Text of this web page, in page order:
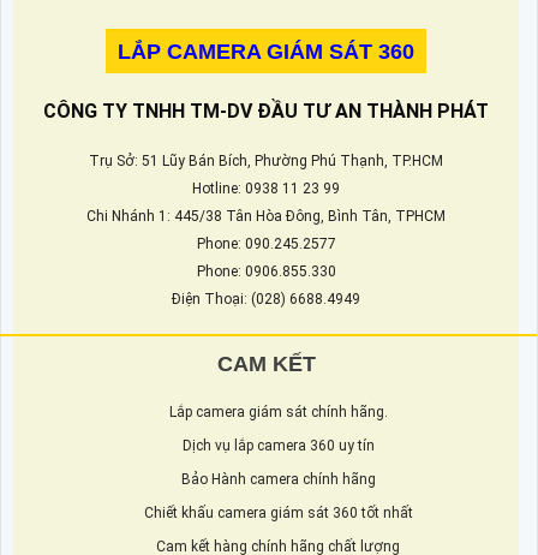
LẮP CAMERA GIÁM SÁT 360
CÔNG TY TNHH TM-DV ĐẦU TƯ AN THÀNH PHÁT
Trụ Sở: 51 Lũy Bán Bích, Phường Phú Thạnh, TP.HCM
Hotline: 0938 11 23 99
Chi Nhánh 1: 445/38 Tân Hòa Đông, Bình Tân, TPHCM
Phone: 090.245.2577
Phone: 0906.855.330
Điện Thoại: (028) 6688.4949
CAM KẾT
Lắp camera giám sát chính hãng.
Dịch vụ lắp camera 360 uy tín
Bảo Hành camera chính hãng
Chiết khấu camera giám sát 360 tốt nhất
Cam kết hàng chính hãng chất lượng